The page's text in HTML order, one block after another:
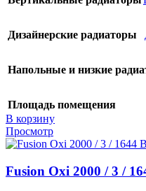
Дизайнерские радиаторы
Напольные и низкие
Площадь помещения
В корзину
Просмотр
Fusion Oxi 2000 / 3 /